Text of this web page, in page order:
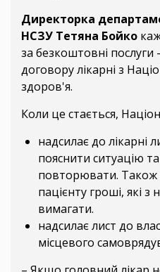
Директорка
НСЗУ Тетяна Бойко
за безкоштовні
договору лікарні з
здоров'я.
Коли це стається,
надсилає до лікарні
пояснити ситуацію
повторювати. Також
пацієнту гроші, які
вимагати.
надсилає лист до
місцевого